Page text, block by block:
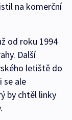
na komerční
od roku 1994
Další
letiště do
se ale
by chtěl linky